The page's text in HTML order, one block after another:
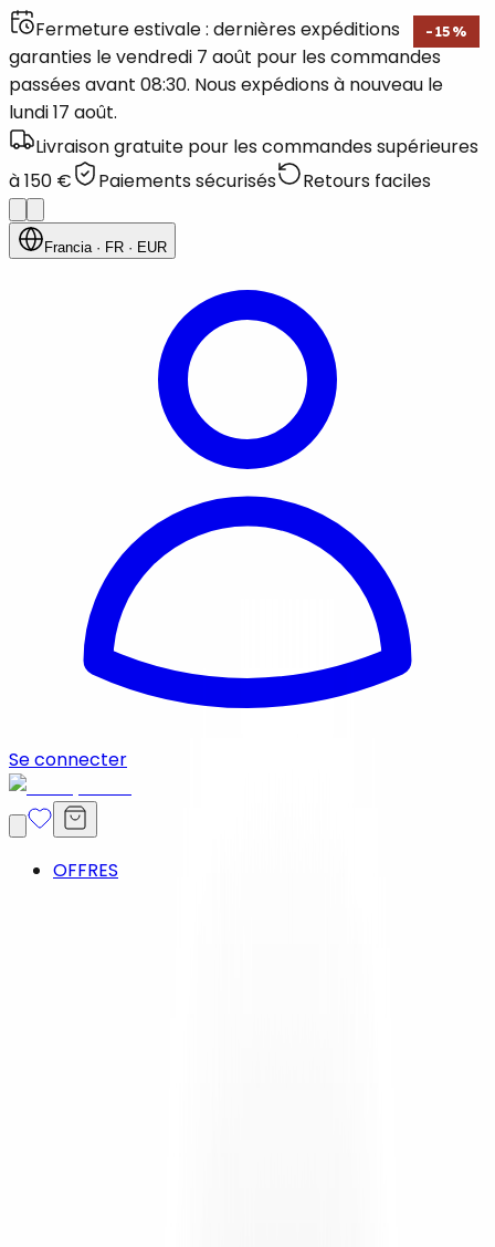
Fermeture estivale : dernières expéditions
garanties le vendredi 7 août pour les commandes
passées avant 08:30. Nous expédions à nouveau le
lundi 17 août.
Livraison gratuite pour les commandes supérieures
à 150 €
Paiements sécurisés Retours faciles
Francia· FR · EUR
Se connecter
OFFRES
- 15 %